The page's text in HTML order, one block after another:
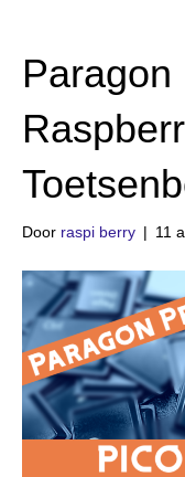
Paragon
Door raspi berry | 11